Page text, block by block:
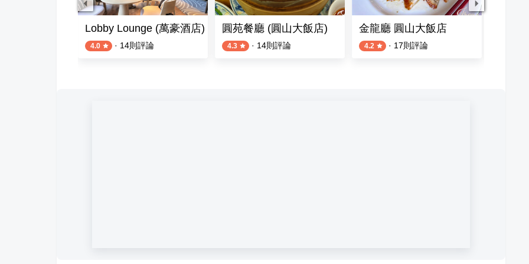
Lobby Lounge (萬豪酒店)
4.0 · 14則評論
圓苑餐廳 (圓山大飯店)
4.3 · 14則評論
金龍廳 圓山大飯店
4.2 · 17則評論